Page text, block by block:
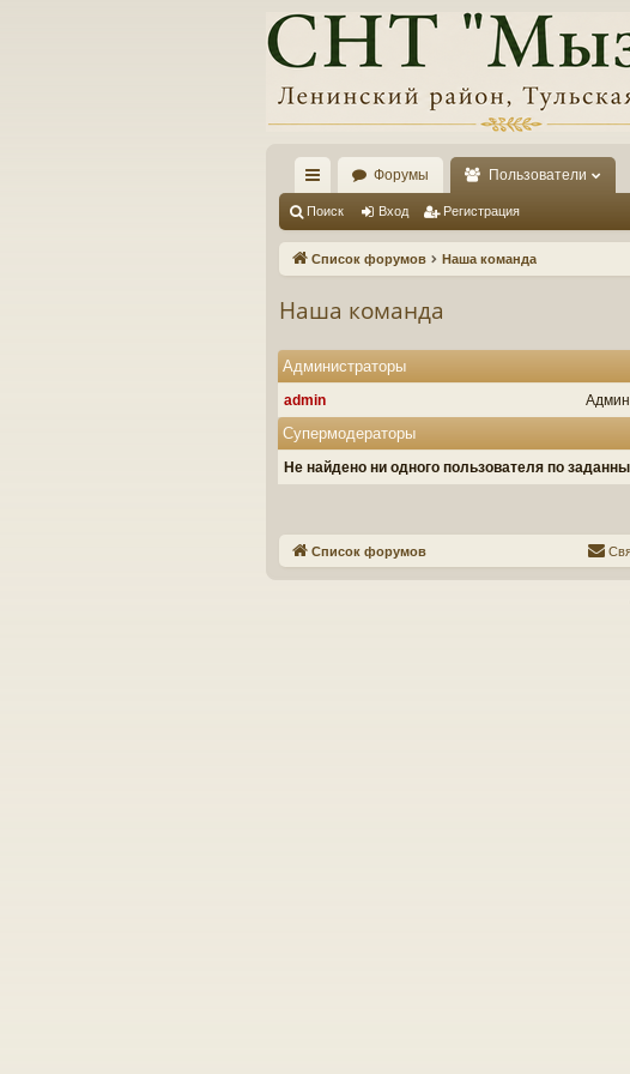
с
ы
и
Форумы Пользователи
Поиск Вход Регистрация
Список форумов Наша команда
Наша команда
Администраторы
admin
Супермодераторы
Не найдено ни одного пользователя по
Список форумов